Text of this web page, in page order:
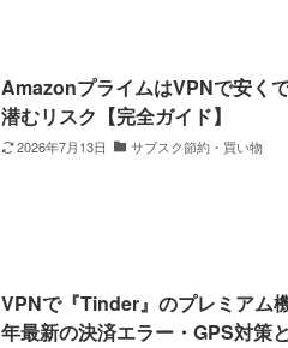
AmazonプライムはVPNで安く
潜むリスク【完全ガイド】
2026年7月13日 サブスク節約・買い物
VPNで『Tinder』のプレミアム
年最新の決済エラー・GPS対策